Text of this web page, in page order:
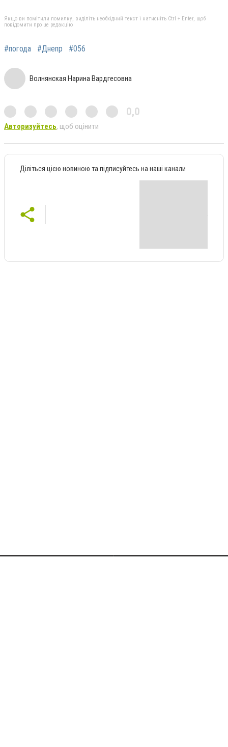
Якщо ви помітили помилку, виділіть необхідний текст і натисніть Ctrl + Enter, щоб
повідомити про це редакцію
#погода #Днепр #056
Волнянская Нарина Вардгесовна
0,0
Авторизуйтесь, щоб оцінити
Діліться цією новиною та підписуйтесь на наші канали